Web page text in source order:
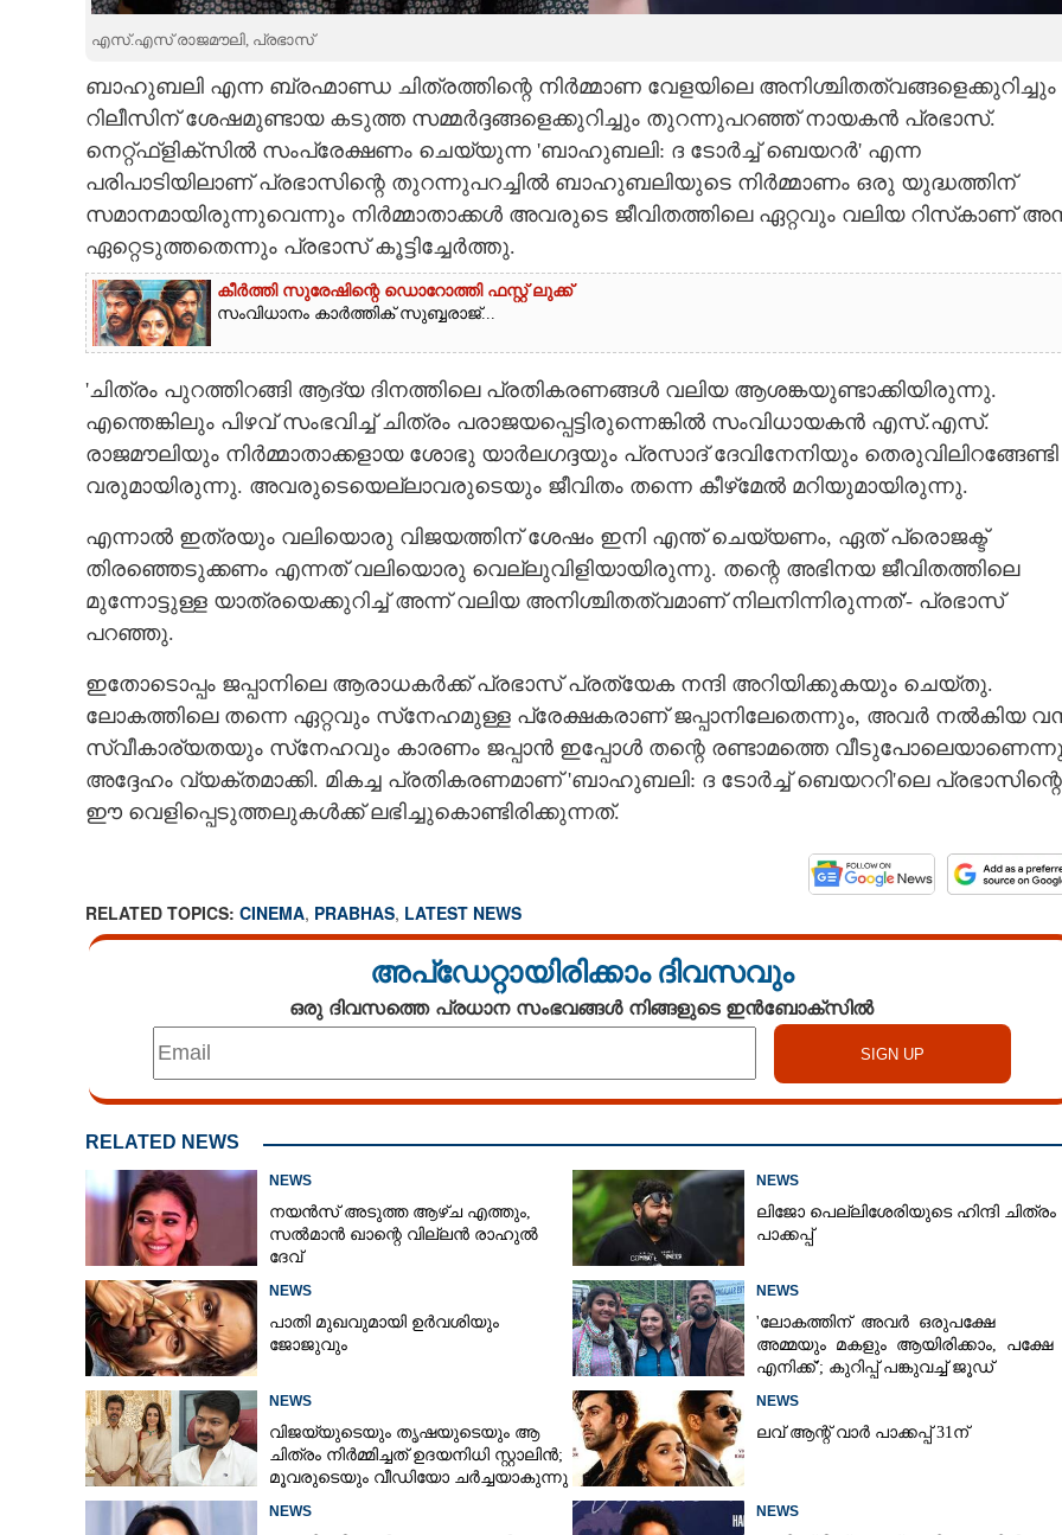
CARTOONS
LITERATURE
CONTACT US
എസ്.എസ് രാജമൗലി,​ പ്രഭാസ്
ബാഹുബലി എന്ന ബ്രഹ്മാണ്ഡ ചിത്രത്തിന്റെ നിർമ്മാണ വേളയിലെ അനിശ്ചിതത്വങ്ങളെക്കുറിച്ചും
റിലീസിന് ശേഷമുണ്ടായ കടുത്ത സമ്മർദ്ദങ്ങളെക്കുറിച്ചും തുറന്നുപറഞ്ഞ് നായകൻ പ്രഭാസ്.
നെറ്റ്ഫ്ളിക്സിൽ സംപ്രേക്ഷണം ചെയ്യുന്ന 'ബാഹുബലി: ദ ടോർച്ച് ബെയറർ' എന്ന
പരിപാടിയിലാണ് പ്രഭാസിന്റെ തുറന്നുപറച്ചിൽ ബാഹുബലിയുടെ നിർമ്മാണം ഒരു യുദ്ധത്തിന്
സമാനമായിരുന്നുവെന്നും നിർമ്മാതാക്കൾ അവരുടെ ജീവിതത്തിലെ ഏറ്റവും വലിയ റിസ്‌കാണ്
ഏറ്റെടുത്തതെന്നും പ്രഭാസ് കൂട്ടിച്ചേർത്തു.
കീർത്തി സുരേഷിന്റെ ഡൊറോത്തി ഫസ്റ്റ് ലുക്ക്
സംവിധാനം കാർത്തിക് സുബ്ബരാജ്...
'ചിത്രം പുറത്തിറങ്ങി ആദ്യ ദിനത്തിലെ പ്രതികരണങ്ങൾ വലിയ ആശങ്കയുണ്ടാക്കിയിരുന്നു.
എന്തെങ്കിലും പിഴവ് സംഭവിച്ച് ചിത്രം പരാജയപ്പെട്ടിരുന്നെങ്കിൽ സംവിധായകൻ എസ്.എസ്.
രാജമൗലിയും നിർമ്മാതാക്കളായ ശോഭു യാർലഗദ്ദയും പ്രസാദ് ദേവിനേനിയും തെരുവിലിറങ്ങേണ്ടി
വരുമായിരുന്നു. അവരുടെയെല്ലാവരുടെയും ജീവിതം തന്നെ കീഴ്‌മേൽ മറിയുമായിരുന്നു.
എന്നാൽ ഇത്രയും വലിയൊരു വിജയത്തിന് ശേഷം ഇനി എന്ത് ചെയ്യണം, ഏത് പ്രൊജക്ട്
തിരഞ്ഞെടുക്കണം എന്നത് വലിയൊരു വെല്ലുവിളിയായിരുന്നു. തന്റെ അഭിനയ ജീവിതത്തിലെ
മുന്നോട്ടുള്ള യാത്രയെക്കുറിച്ച് അന്ന് വലിയ അനിശ്ചിതത്വമാണ് നിലനിന്നിരുന്നത്'- പ്രഭാസ്
പറഞ്ഞു.
ഇതോടൊപ്പം ജപ്പാനിലെ ആരാധകർക്ക് പ്രഭാസ് പ്രത്യേക നന്ദി അറിയിക്കുകയും ചെയ്തു.
ലോകത്തിലെ തന്നെ ഏറ്റവും സ്‌നേഹമുള്ള പ്രേക്ഷകരാണ് ജപ്പാനിലേതെന്നും, അവർ നൽകിയ
സ്വീകാര്യതയും സ്‌നേഹവും കാരണം ജപ്പാൻ ഇപ്പോൾ തന്റെ രണ്ടാമത്തെ
അദ്ദേഹം വ്യക്തമാക്കി. മികച്ച പ്രതികരണമാണ് 'ബാഹുബലി: ദ ടോർച്ച് ബെയററി'ലെ പ്രഭാസിന്റെ
ഈ വെളിപ്പെടുത്തലുകൾക്ക് ലഭിച്ചുകൊണ്ടിരിക്കുന്നത്.
RELATED TOPICS: CINEMA, PRABHAS, LATEST NEWS
അപ്ഡേറ്റായിരിക്കാം ദിവസവും
ഒരു ദിവസത്തെ പ്രധാന സംഭവങ്ങൾ നിങ്ങളുടെ ഇൻബോക്സിൽ
RELATED NEWS
NEWS
നയൻസ് അടുത്ത ആഴ്ച എത്തും,
സൽമാൻ ഖാന്റെ വില്ലൻ രാഹുൽ
ദേവ്
NEWS
ലിജോ പെല്ലിശേരിയുടെ ഹിന്ദി ചിത്രം
പാക്കപ്പ്
NEWS
പാതി മുഖവുമായി ഉർവശിയും
ജോജുവും
NEWS
'ലോകത്തിന് അവർ ഒരുപക്ഷേ
അമ്മയും മകളും ആയിരിക്കാം, പക്ഷേ
എനിക്ക്'; കുറിപ്പ് പങ്കുവച്ച് ജൂഡ്
NEWS
വിജയ്‌യുടെയും തൃഷയുടെയും ആ
ചിത്രം നിർമ്മിച്ചത് ഉദയനിധി സ്റ്റാലിൻ;
മൂവരുടെയും വീഡിയോ ചർച്ചയാകുന്നു
NEWS
ലവ് ആന്റ് വാർ പാക്കപ്പ് 31ന്
NEWS NEWS
'ആ പിഴവ് സംഭവിച്ചിരുന്നെങ്കിൽ
രാജമൗലിയും നിർമ്മാതാക്കളും
തെരുവിലിറങ്ങേണ്ടി വന്നേനെ';
തുറന്നുപറഞ്ഞ് പ്രഭാസ്
Share this link
Copy Link